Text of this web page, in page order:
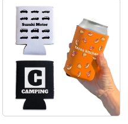
気です。 国内生産で小ロッ
トからの制作も承っており
ますので、、個人のお客様
から企業・業者のかた問わ
ずお気軽にご相談くださ
い。